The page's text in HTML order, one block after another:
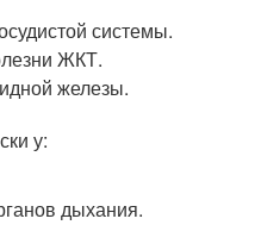
системы.
ЖКТ.
железы.
у:
дыхания.